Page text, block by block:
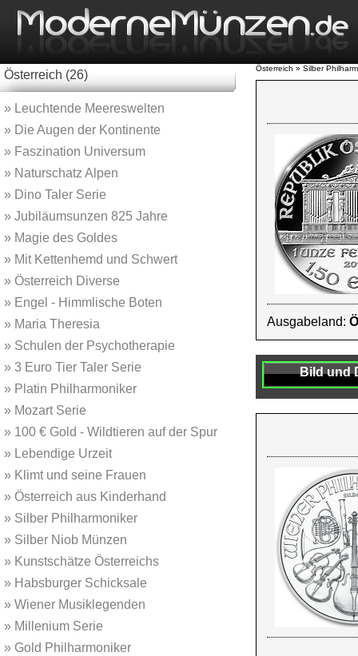
Österreich (26)
» Leuchtende Meereswelten
» Die Augen der Kontinente
» Faszination Universum
» Naturschatz Alpen
» Dino Taler Serie
» Jubiläumsunzen 825 Jahre
» Magie des Goldes
» Mit Kettenhemd und Schwert
» Österreich Diverse
» Engel - Himmlische Boten
» Maria Theresia
» Schulen der Psychotherapie
» 3 Euro Tier Taler Serie
» Platin Philharmoniker
» Mozart Serie
» 100 € Gold - Wildtieren auf der Spur
» Lebendige Urzeit
» Klimt und seine Frauen
» Österreich aus Kinderhand
» Silber Philharmoniker
» Silber Niob Münzen
» Kunstschätze Österreichs
» Habsburger Schicksale
» Wiener Musiklegenden
» Millenium Serie
» Gold Philharmoniker
Österreich » Silber
Ausgabeland:
Bild und